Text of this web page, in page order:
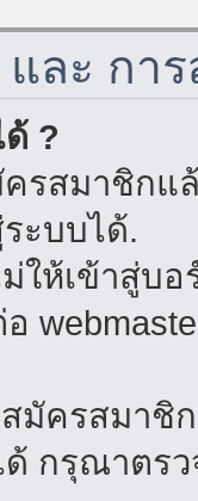
และ กา
?
รสมาชิกแ
ะบบได้.
ห้เข้าสู่บอ
ครสมาชิ
ด้ กรุณาตร